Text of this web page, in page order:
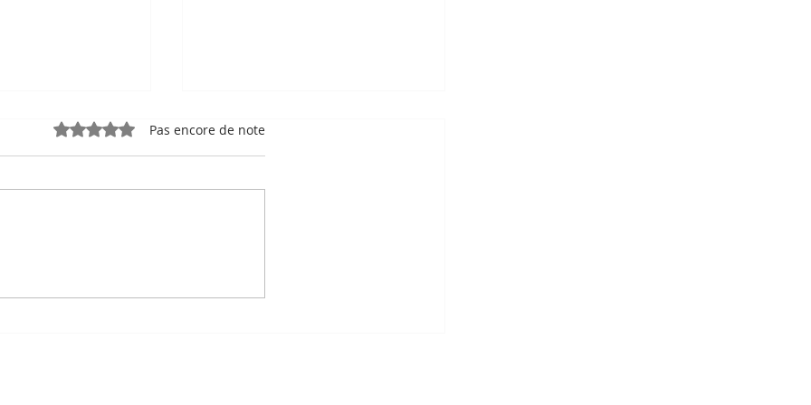
a survécu en dessinant le
Noté 0 étoile sur 5.Pas encore de note